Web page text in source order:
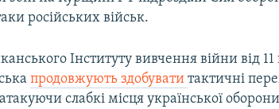
російських військ.
Інституту вивчення війни від
продовжують здобуватитактичні
атакуючи слабкі місця української